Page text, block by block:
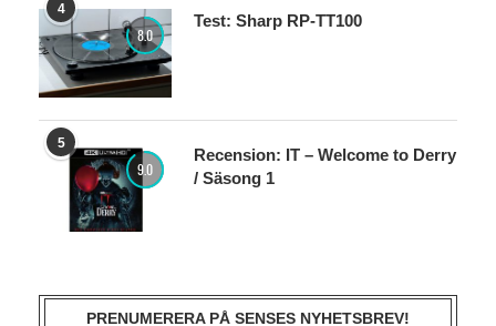
4
8.0
Test: Sharp RP-TT100
5
9.0
Recension: IT – Welcome to Derry
/ Säsong 1
PRENUMERERA PÅ SENSES NYHETSBREV!